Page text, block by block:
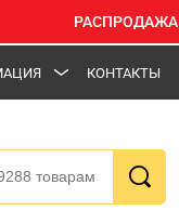
РАСПРОДАЖА
КОНТАКТЫ